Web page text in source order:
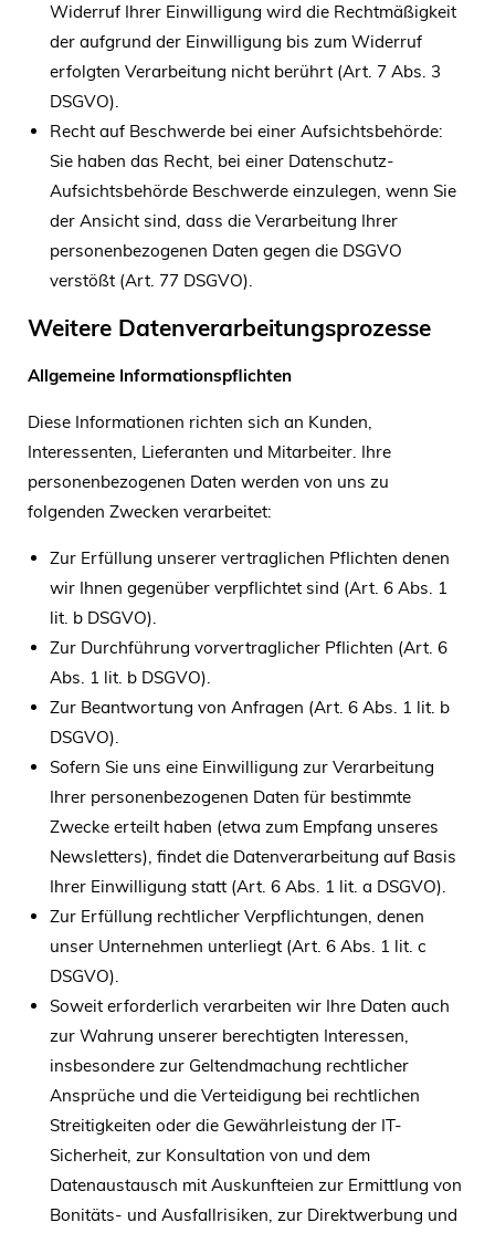
Widerruf Ihrer Einwilligung wird die Rechtmäßigkeit
der aufgrund der Einwilligung bis zum Widerruf
erfolgten Verarbeitung nicht berührt (Art. 7 Abs. 3
DSGVO).
Recht auf Beschwerde bei einer Aufsichtsbehörde:
Sie haben das Recht, bei einer Datenschutz-
Aufsichtsbehörde Beschwerde einzulegen, wenn Sie
der Ansicht sind, dass die Verarbeitung Ihrer
personenbezogenen Daten gegen die DSGVO
verstößt (Art. 77 DSGVO).
Weitere Datenverarbeitungsprozesse
Allgemeine Informationspflichten
Diese Informationen richten sich an Kunden,
Interessenten, Lieferanten und Mitarbeiter. Ihre
personenbezogenen Daten werden von uns zu
folgenden Zwecken verarbeitet:
Zur Erfüllung unserer vertraglichen Pflichten denen
wir Ihnen gegenüber verpflichtet sind (Art. 6 Abs. 1
lit. b DSGVO).
Zur Durchführung vorvertraglicher Pflichten (Art. 6
Abs. 1 lit. b DSGVO).
Zur Beantwortung von Anfragen (Art. 6 Abs. 1 lit. b
DSGVO).
Sofern Sie uns eine Einwilligung zur Verarbeitung
Ihrer personenbezogenen Daten für bestimmte
Zwecke erteilt haben (etwa zum Empfang unseres
Newsletters), findet die Datenverarbeitung auf Basis
Ihrer Einwilligung statt (Art. 6 Abs. 1 lit. a DSGVO).
Zur Erfüllung rechtlicher Verpflichtungen, denen
unser Unternehmen unterliegt (Art. 6 Abs. 1 lit. c
DSGVO).
Soweit erforderlich verarbeiten wir Ihre Daten auch
zur Wahrung unserer berechtigten Interessen,
insbesondere zur Geltendmachung rechtlicher
Ansprüche und die Verteidigung bei rechtlichen
Streitigkeiten oder die Gewährleistung der IT-
Sicherheit, zur Konsultation von und dem
Datenaustausch mit Auskunfteien zur Ermittlung von
Bonitäts- und Ausfallrisiken, zur Direktwerbung und